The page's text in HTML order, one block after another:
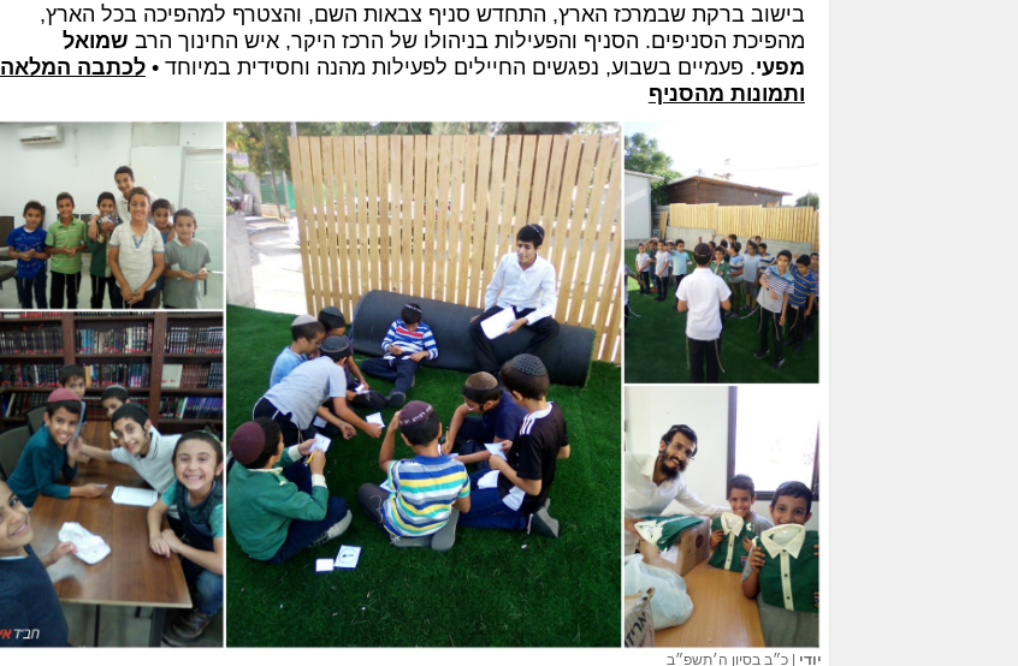
בישוב ברקת שבמרכז הארץ, התחדש סניף צבאות השם, והצטרף למהפיכה בכל הארץ,
מהפיכת הסניפים. הסניף והפעילות בניהולו של הרכז היקר, איש החינוך הרב שמואל
מפעי. פעמיים בשבוע, נפגשים החיילים לפעילות מהנה וחסידית במיוחד •לכתבה המלאה
ותמונות מהסניף
יודי |כ״ב בסיון ה׳תשפ״ב